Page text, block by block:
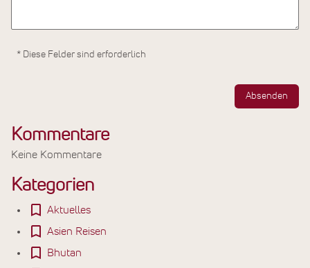
* Diese Felder sind erforderlich
Absenden
Kommentare
Keine Kommentare
Kategorien
Aktuelles
Asien Reisen
Bhutan